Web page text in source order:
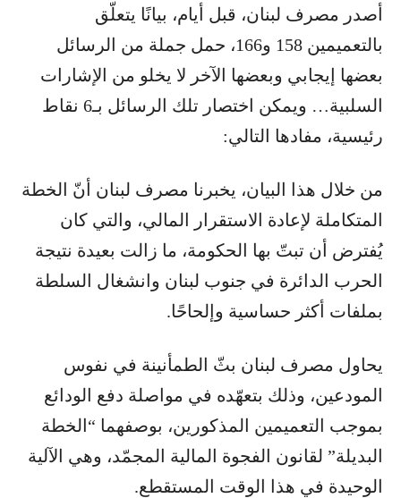
أصدر مصرف لبنان، قبل أيام، بيانًا يتعلّق
بالتعميمين 158 و166، حمل جملة من الرسائل
بعضها إيجابي وبعضها الآخر لا يخلو من الإشارات
السلبية… ويمكن اختصار تلك الرسائل بـ6 نقاط
رئيسية، مفادها التالي:
من خلال هذا البيان، يخبرنا مصرف لبنان أنّ الخطة
المتكاملة لإعادة الاستقرار المالي، والتي كان
يُفترض أن تبتّ بها الحكومة، ما زالت بعيدة نتيجة
الحرب الدائرة في جنوب لبنان وانشغال السلطة
بملفات أكثر حساسية وإلحاحًا.
يحاول مصرف لبنان بثّ الطمأنينة في نفوس
المودعين، وذلك بتعهّده في مواصلة دفع الودائع
بموجب التعميمين المذكورين، بوصفهما “الخطة
البديلة” لقانون الفجوة المالية المجمّد، وهي الآلية
الوحيدة في هذا الوقت المستقطع.